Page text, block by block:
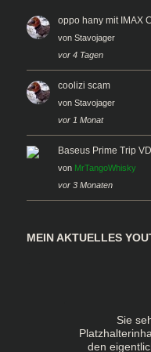
oppo hany mit IMAX
von Stavojager
vor 4 Tagen
coolizi scam
von Stavojager
vor 1 Monat
Baseus Prime Trip
von MrTangoWhisky
vor 3 Monaten
MEIN AKTUELLES
Sie
den